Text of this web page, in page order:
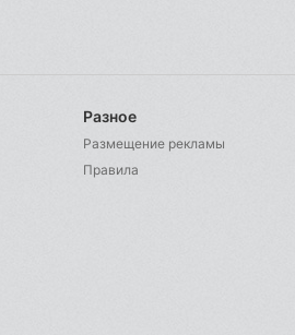
Разное
Размещение рекламы
Правила